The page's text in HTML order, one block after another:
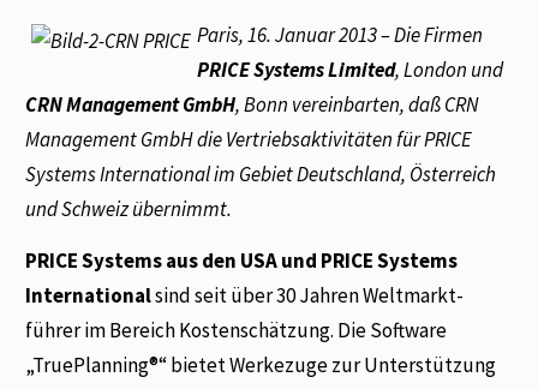
Paris, 16. Januar 2013 – Die Firmen
PRICE Systems Limited, London und
CRN Management GmbH, Bonn vereinbarten, daß CRN
Management GmbH die Vertriebsaktivitäten für PRICE
Systems International im Gebiet Deutschland, Österreich
und Schweiz übernimmt.
PRICE Systems aus den USA und PRICE Systems
Internationalsind seit über 30 Jahren Weltmarkt-
führer im Bereich Kostenschätzung. Die Software
„TruePlanning®“ bietet Werkezuge zur Unterstützung